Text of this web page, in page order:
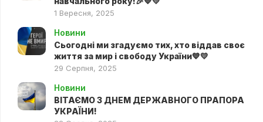
1 Вересня, 2025
Новини
Сьогодні ми згадуємо тих, хто віддав своє
життя за мир і свободу України💙💛
29 Серпня, 2025
Новини
ВІТАЄМО З ДНЕМ ДЕРЖАВНОГО ПРАПОРА
УКРАЇНИ!